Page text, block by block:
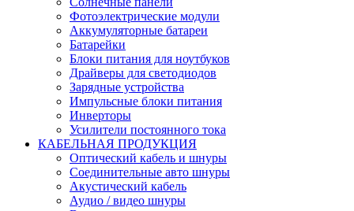
Фотоэлектрические модули
Аккумуляторные батареи
Батарейки
Блоки питания для ноутбуков
Драйверы для светодиодов
Зарядные устройства
Импульсные блоки питания
Инверторы
Усилители постоянного тока
КАБЕЛЬНАЯ ПРОДУКЦИЯ
Оптический кабель и шнуры
Соединительные авто шнуры
Акустический кабель
Аудио / видео шнуры